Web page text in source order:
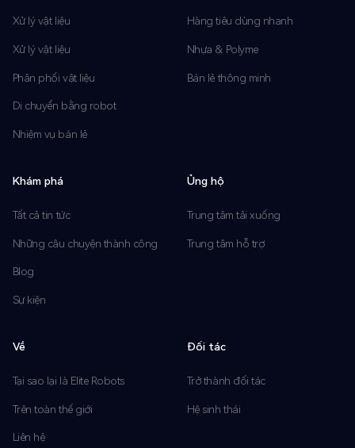
Xử lý vật liệu
Xử lý vật liệu
Phân phối vật liệu
Di chuyển bằng robot
Nhiệm vụ bán lẻ
Hàng tiêu dùng nhanh
Nhựa & Polyme
Bán lẻ thông minh
Khám phá
Tất cả tin tức
Những câu chuyện thành công
Blog
Sự kiện
Ủng hộ
Trung tâm tải xuống
Trung tâm hỗ trợ
Về
Tại sao lại là Elite Robots
Trên toàn thế giới
Liên hệ
Đối tác
Trở thành đối tác
Hệ sinh thái